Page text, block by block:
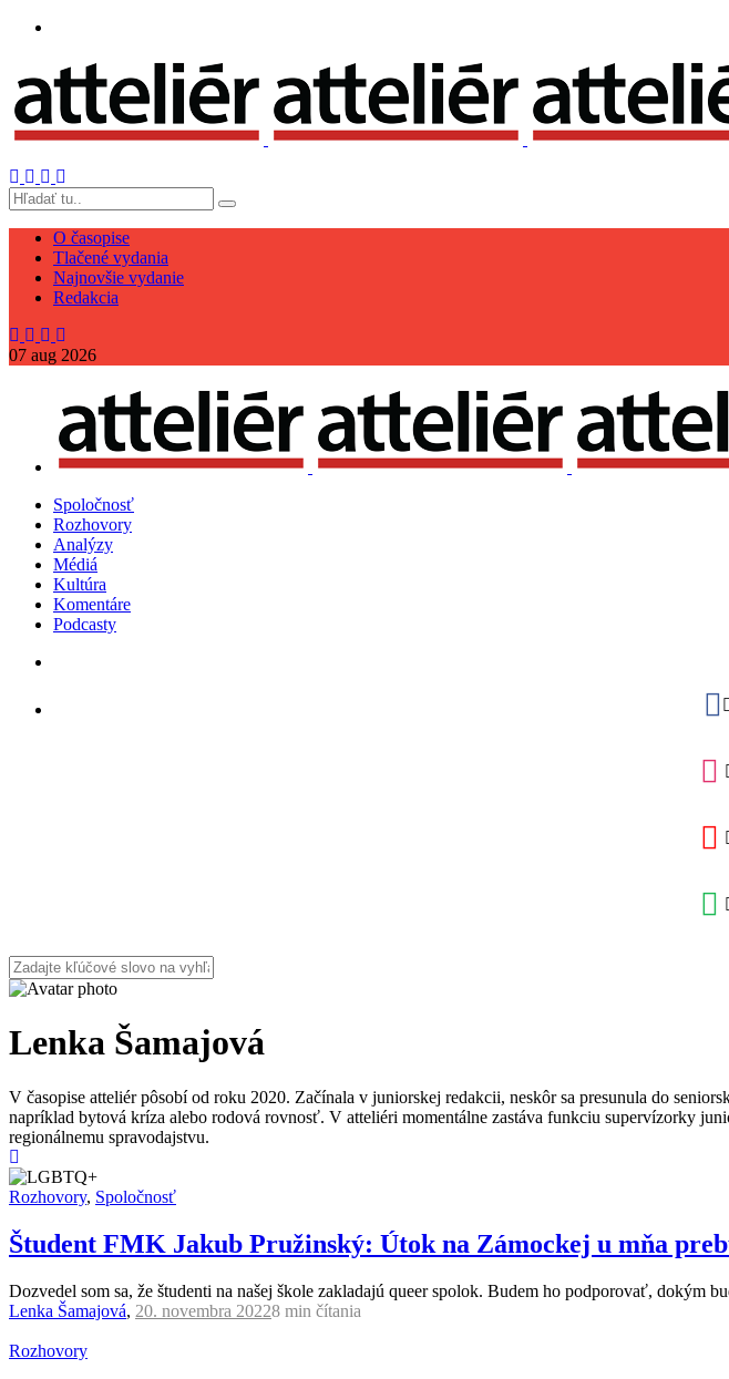
O časopise
Tlačené vydania
Najnovšie vydanie
Redakcia
07 aug 2026
Spoločnosť
Rozhovory
Analýzy
Médiá
Kultúra
Komentáre
Podcasty
Lenka Šamajová
V časopise atteliér pôsobí od roku 2020. Začínala v juniorskej redakcii, neskôr sa presunula do
napríklad bytová kríza alebo rodová rovnosť. V atteliéri momentálne zastáva funkciu supervízorky
regionálnemu spravodajstvu.
Rozhovory, Spoločnosť
Študent FMK Jakub Pružinský: Útok na Zámockej u mňa
Dozvedel som sa, že študenti na našej škole zakladajú queer spolok. Budem ho podporovať, dokým
Lenka Šamajová, 20. novembra 20228 min čítania
Rozhovory